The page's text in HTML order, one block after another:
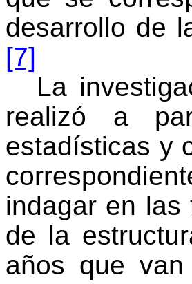
desarrollo de
[7]
La
realizó a
estadísticas y
indagar en las
de la
años que